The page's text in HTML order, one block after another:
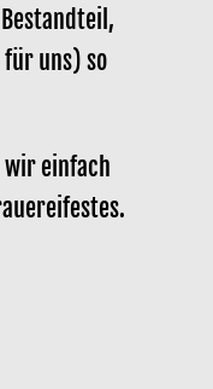
uns) so
wir einfach